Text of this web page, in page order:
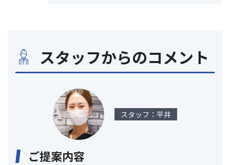
スタッフからのコメント
スタッフ：平井
ご提案内容